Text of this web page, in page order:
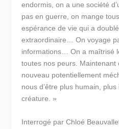
endormis, on a une société
pas en guerre, on mange
espérance de vie qui a
extraordinaire… On voyage
informations… On a maîtrisé
toutes nos peurs. Maintenant
nouveau potentiellement
nous d’être plus humain,
créature. »
Interrogé par Chloé